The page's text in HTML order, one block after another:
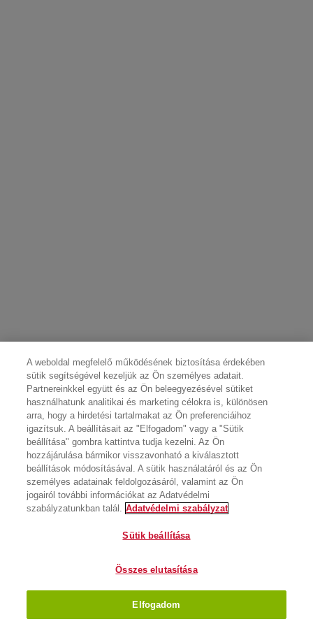
A weboldal megfelelő működésének biztosítása érdekében
sütik segítségével kezeljük az Ön személyes adatait.
Partnereinkkel együtt és az Ön beleegyezésével sütiket
használhatunk analitikai és marketing célokra is, különösen
arra, hogy a hirdetési tartalmakat az Ön preferenciáihoz
igazítsuk. A beállításait az "Elfogadom" vagy a "Sütik
beállítása" gombra kattintva tudja kezelni. Az Ön
hozzájárulása bármikor visszavonható a kiválasztott
beállítások módosításával. A sütik használatáról és az Ön
személyes adatainak feldolgozásáról, valamint az Ön
jogairól további információkat az Adatvédelmi
szabályzatunkban talál. Adatvédelmi szabályzat
Sütik beállítása
Összes elutasítása
Elfogadom